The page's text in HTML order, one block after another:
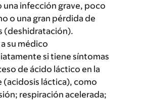
una infección grave, poco
o una gran pérdida de
(deshidratación).
su médico
si tiene síntomas
de ácido láctico en la
(acidosis láctica), como
respiración acelerada;